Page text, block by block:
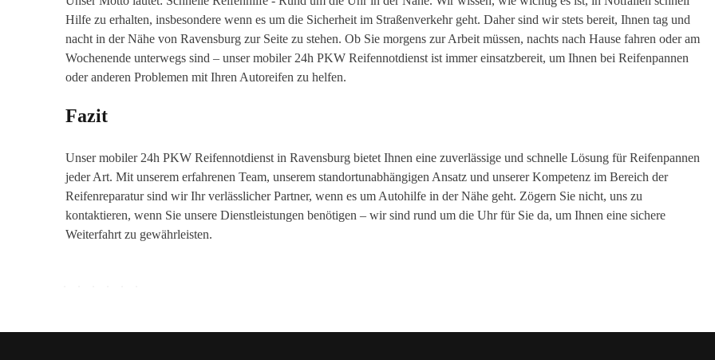
Hilfe zu erhalten, insbesondere wenn es um die Sicherheit im Straßenverkehr geht. Daher sind wir stets bereit, Ihnen tag und
nacht in der Nähe von Ravensburg zur Seite zu stehen. Ob Sie morgens zur Arbeit müssen, nachts nach Hause fahren oder am
Wochenende unterwegs sind – unser mobiler 24h PKW Reifennotdienst ist immer einsatzbereit, um Ihnen bei Reifenpannen
oder anderen Problemen mit Ihren Autoreifen zu helfen.
Fazit
Unser mobiler 24h PKW Reifennotdienst in Ravensburg bietet Ihnen eine zuverlässige und schnelle Lösung für Reifenpannen
jeder Art. Mit unserem erfahrenen Team, unserem standortunabhängigen Ansatz und unserer Kompetenz im Bereich der
Reifenreparatur sind wir Ihr verlässlicher Partner, wenn es um Autohilfe in der Nähe geht. Zögern Sie nicht, uns zu
kontaktieren, wenn Sie unsere Dienstleistungen benötigen – wir sind rund um die Uhr für Sie da, um Ihnen eine sichere
Weiterfahrt zu gewährleisten.